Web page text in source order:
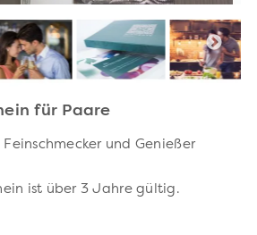
für Paare
und Genießer
ist über 3 Jahre gültig.